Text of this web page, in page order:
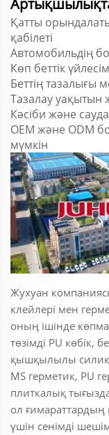
Қатты
қабілеті
Автомобильдің
Көп беттік
Беттің тазалығы
Тазалау
Кәсіби және
OEM және ODM
мүмкін
Жухуан
клейлері мен
оның ішінде
төзімді PU көбік,
қышқылылы
MS герметик, PU
плиткалық
ол ғимараттардың
үшін сенімді